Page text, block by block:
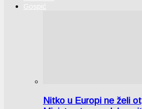
Gospić
Nitko u Europi ne želi